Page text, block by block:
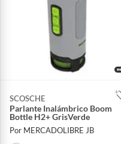
SCOSCHE
Parlante Inalámbrico Boom
Bottle H2+ GrisVerde
Por MERCADOLIBRE JB